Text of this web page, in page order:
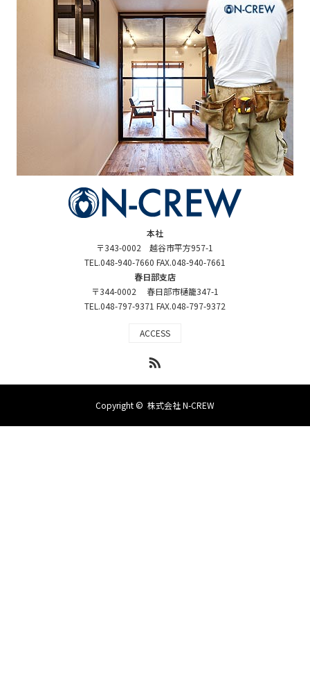
本社
〒343-0002 越谷市平方957-1
TEL.048-940-7660 FAX.048-940-7661
春日部支店
〒344-0002 春日部市樋籠347-1
TEL.048-797-9371 FAX.048-797-9372
ACCESS
Copyright © 株式会社 N-CREW